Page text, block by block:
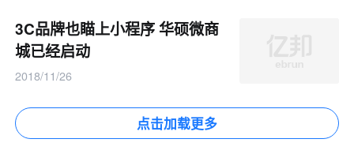
3C品牌也瞄上小程序 华硕微商
城已经启动
2018/11/26
点击加载更多